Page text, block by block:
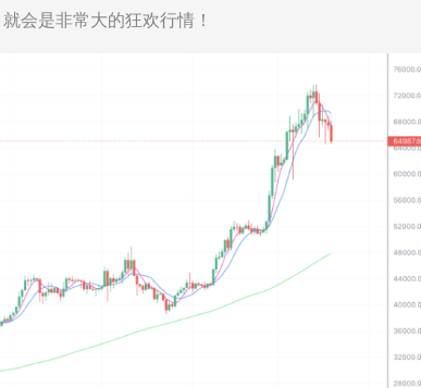
会是非常大的狂欢行情！